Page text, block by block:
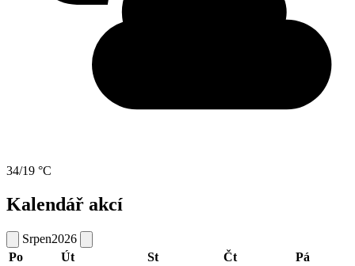
34/19 °C
Kalendář akcí
Srpen2026
Po
Út St Čt Pá